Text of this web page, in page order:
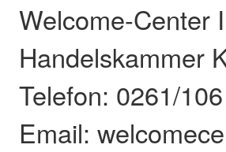
Welcome-Center
Handelskammer
Telefon: 0261/
Email: